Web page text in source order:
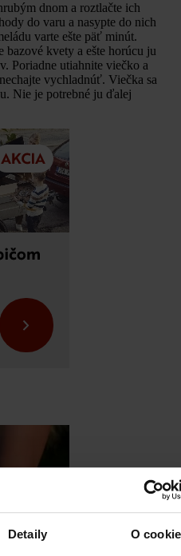
Detaily O
dnom a roztlačte ich
do varu a nasypte do nich
varte ešte päť minút.
bazové kvety a ešte horúcu ju
Poriadne utiahnite viečko a
vychladnúť. Viečka sa
Nie je potrebné ju ďalej